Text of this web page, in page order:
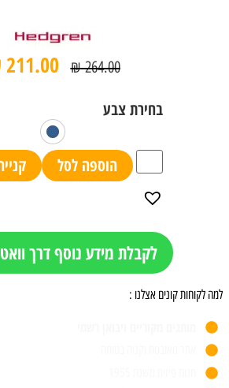
₪264.00
211.00
הוספה לסל
לקבלת מידע נוסף דרך
למה לקוחות קונים אצלנו :